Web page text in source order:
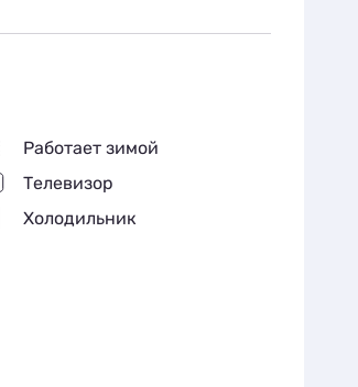
Ближайший аэропорт
Работает зимой
Телевизор
Холодильник